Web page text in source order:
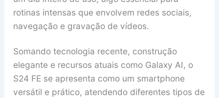
rotinas intensas que envolvem redes sociais,
navegação e gravação de vídeos.
Somando tecnologia recente, construção
elegante e recursos atuais como Galaxy AI, o
S24 FE se apresenta como um smartphone
versátil e prático, atendendo diferentes tipos de